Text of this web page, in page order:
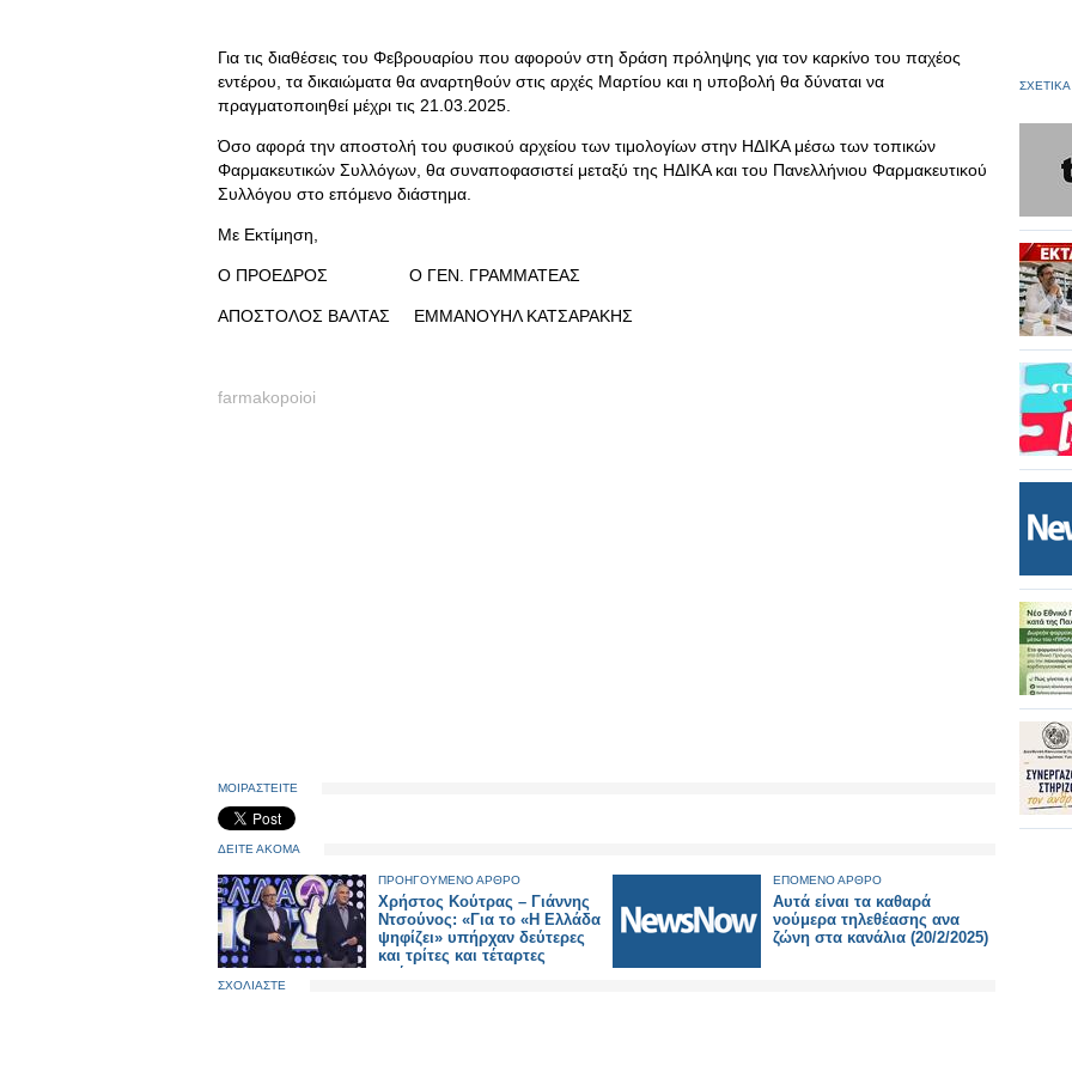
Για τις διαθέσεις του Φεβρουαρίου που αφορούν στη δράση πρόληψης για τον καρκίνο του παχέος
εντέρου, τα δικαιώματα θα αναρτηθούν στις αρχές Μαρτίου και η υποβολή θα δύναται να
πραγματοποιηθεί μέχρι τις 21.03.2025.
Όσο αφορά την αποστολή του φυσικού αρχείου των τιμολογίων στην ΗΔΙΚΑ μέσω των τοπικών
Φαρμακευτικών Συλλόγων, θα συναποφασιστεί μεταξύ της ΗΔΙΚΑ και του Πανελλήνιου Φαρμακευτικού
Συλλόγου στο επόμενο διάστημα.
Με Εκτίμηση,
Ο ΠΡΟΕΔΡΟΣ Ο ΓΕΝ. ΓΡΑΜΜΑΤΕΑΣ
ΑΠΟΣΤΟΛΟΣ ΒΑΛΤΑΣ ΕΜΜΑΝΟΥΗΛ ΚΑΤΣΑΡΑΚΗΣ
farmakopoioi
ΜΟΙΡΑΣΤΕΙΤΕ
ΔΕΙΤΕ ΑΚΟΜΑ
ΠΡΟΗΓΟΥΜΕΝΟ ΑΡΘΡΟ
Χρήστος Κούτρας – Γιάννης
Ντσούνος: «Για το «Η Ελλάδα
ψηφίζει» υπήρχαν δεύτερες
και τρίτες και τέταρτες
σκέψεις»
ΕΠΟΜΕΝΟ ΑΡΘΡΟ
Αυτά είναι τα καθαρά
νούμερα τηλεθέασης ανα
ζώνη στα κανάλια (20/2/2025)
ΣΧΟΛΙΑΣΤΕ